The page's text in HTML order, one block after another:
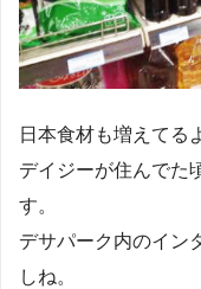
日本食材も増えてる
デイジーが住んでた
す。
デサパーク内のイン
しね。